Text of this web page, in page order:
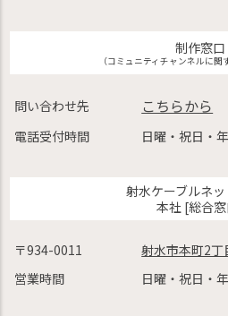
制作窓口
（コミュニティチャンネルに関
問い合わせ先 こちらから
電話受付時間 日曜・祝日・
射水ケーブルネ
本社 [総合
〒934-0011
射水市本町2丁
営業時間
日曜・祝日・